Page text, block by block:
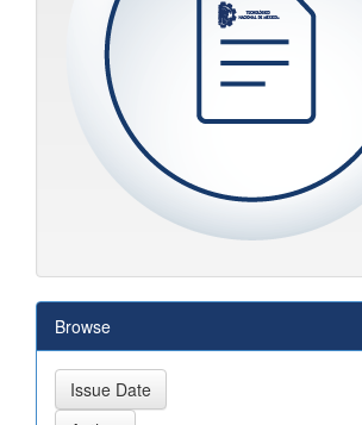
Browse